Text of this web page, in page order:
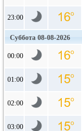
23:00
Суббота 08-08-2026
00:00
01:00
02:00
03:00